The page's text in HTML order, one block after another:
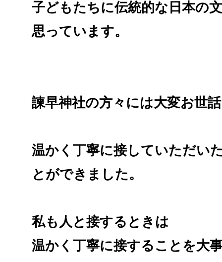
子どもたちに伝統的な日本の
思っています。
諫早神社の方々には大変お世
温かく丁寧に接していただい
とができました。
私も人と接するときは
温かく丁寧に接することを大